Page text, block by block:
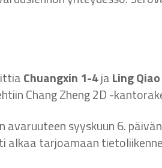
Chuangxin 1-4jaLing Qiao
Chang Zheng 2D -
syyskuun 6.
alkaa tarjoamaan